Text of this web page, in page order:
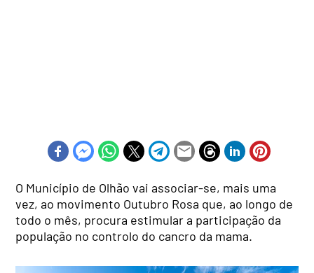
O Município de Olhão vai associar-se, mais uma
vez, ao movimento Outubro Rosa que, ao longo de
todo o mês, procura estimular a participação da
população no controlo do cancro da mama.